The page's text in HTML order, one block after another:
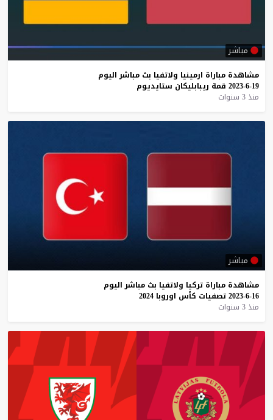
مباشر
مشاهدة مباراة ارمينيا ولاتفيا بث مباشر اليوم
19-6-2023
قمة ريبابليكان ستايديوم
منذ 3 سنوات
مباشر
مشاهدة مباراة تركيا ولاتفيا بث مباشر اليوم
16-6-2023
تصفيات كأس اوروبا 2024
منذ 3 سنوات